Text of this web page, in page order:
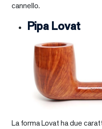
cannello.
Pipa Lovat
La forma Lovat ha due